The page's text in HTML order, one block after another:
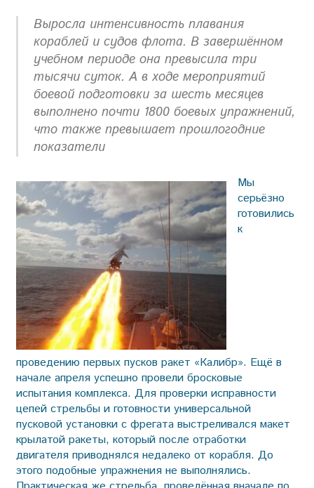
Выросла интенсивность плавания
кораблей и судов флота. В завершённом
учебном периоде она превысила три
тысячи суток. А в ходе мероприятий
боевой подготовки за шесть месяцев
выполнено почти 1800 боевых упражнений,
что также превышает прошлогодние
показатели
Мы
серьёзно
готовились
к
проведению первых пусков ракет «Калибр». Ещё в
начале апреля успешно провели бросковые
испытания комплекса. Для проверки исправности
цепей стрельбы и готовности универсальной
пусковой установки с фрегата выстреливался макет
крылатой ракеты, который после отработки
двигателя приводнялся недалеко от корабля. До
этого подобные упражнения не выполнялись.